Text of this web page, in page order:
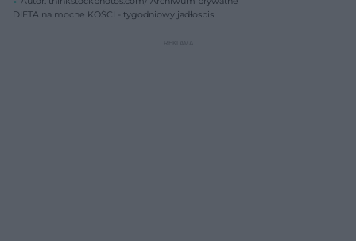
DIETA na mocne KOŚCI - tygodniowy jadłospis